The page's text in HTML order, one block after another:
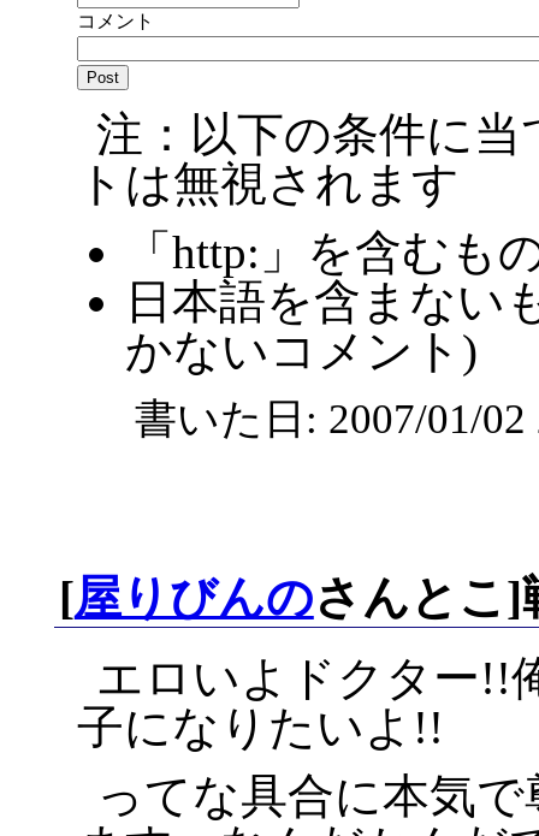
コメント
注：以下の条件に
トは無視されます
「http:」を含むも
日本語を含まない
かないコメント)
書いた日: 2007/01/
[屋りびんのさんとこ]
エロいよドクター!!
子になりたいよ!!
ってな具合に本気